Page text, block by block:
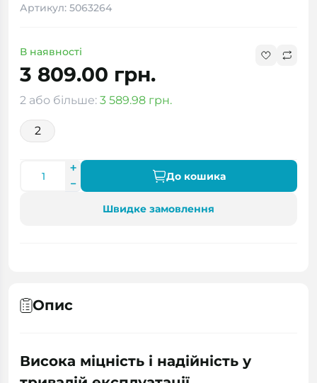
Артикул: 5063264
В наявності
3 809.00 грн.
2 або більше: 3 589.98 грн.
2
До кошика
Швидке замовлення
Опис
Висока міцність і надійність у